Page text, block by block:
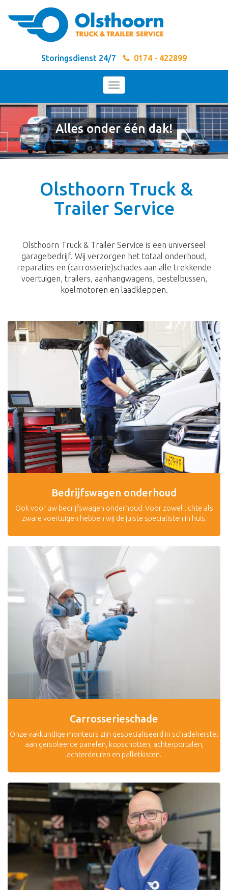
Storingsdienst 24/7 0174 - 422899
Toggle
Alles onder één dak!
Olsthoorn Truck &
Trailer Service
Olsthoorn Truck & Trailer Service is een universeel
garagebedrijf. Wij verzorgen het totaal onderhoud,
reparaties en (carrosserie)schades aan alle trekkende
voertuigen, trailers, aanhangwagens, bestelbussen,
koelmotoren en laadkleppen.
Bedrijfswagen onderhoud
Ook voor uw bedrijfswagen onderhoud. Voor zowel lichte als
zware voertuigen hebben wij de juiste specialisten in huis.
Carrosserieschade
Onze vakkundige monteurs zijn gespecialiseerd in schadeherstel
aan geïsoleerde panelen, kopschotten, achterportalen,
achterdeuren en palletkisten.